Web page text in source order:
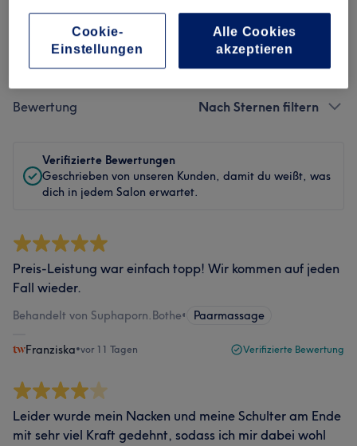
Bewertungen filtern
Behandlung Alle Bewertungen
Bewertung Nach Sternen filtern
Verifizierte Bewertungen
Geschrieben von unseren Kunden, damit du weißt, was
dich in jedem Salon erwartet.
Preis-Leistung war einfach topp! Wir kommen auf jeden
Fall wieder.
Behandelt von Suphaporn.Bothe• Paarmassage
Franziska•vor 11 Tagen Verifizierte Bewertung
Leider wurde mein Nacken und meine Schulter am Ende
mit sehr viel Kraft gedehnt, sodass ich mir dabei wohl
Cookie-
Einstellungen
Alle Cookies
akzeptieren